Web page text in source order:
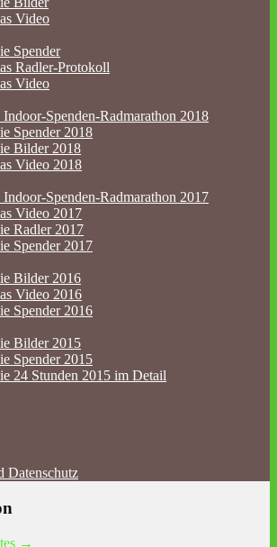
Video
Spender
Radler-Protokoll
Video
Indoor-Spenden-Radmarathon 2018
Spender 2018
Bilder 2018
Video 2018
Indoor-Spenden-Radmarathon 2017
Video 2017
Radler 2017
Spender 2017
Bilder 2016
Video 2016
Spender 2016
Bilder 2015
Spender 2015
24 Stunden 2015 im Detail
Datenschutz
→